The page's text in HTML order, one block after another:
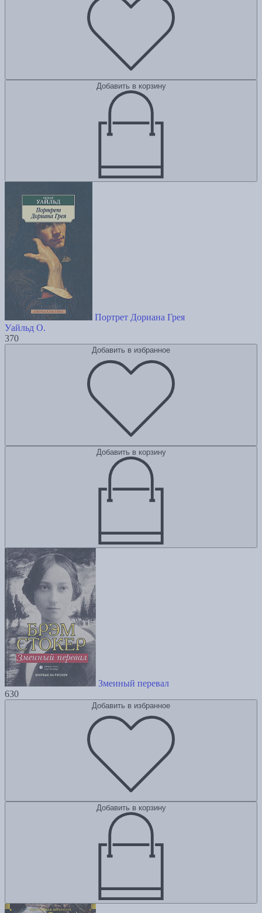
Добавить в корзину
Портрет Дориана Грея
Уайльд О.
370
Добавить в избранное
Добавить в корзину
Змеиный перевал
630
Добавить в избранное
Добавить в корзину